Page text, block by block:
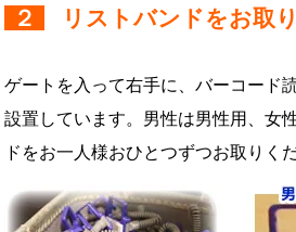
２ リストバンドをお取
ゲートを入って右手に、バーコード
設置しています。男性は男性用、女
ドをお一人様おひとつずつお取りく